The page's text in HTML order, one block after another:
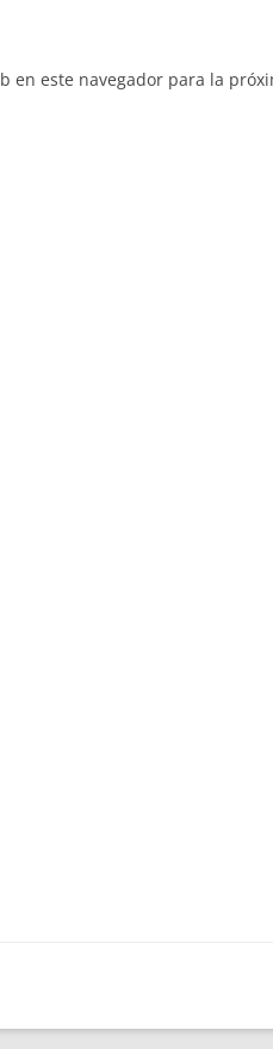
en este navegador para la